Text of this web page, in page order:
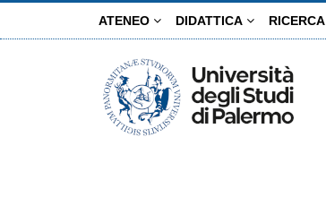
ATENEO DIDATTICA RICERCA